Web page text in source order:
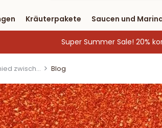
Kräuterpakete Saucen und
Super Summer Sale! 20%
zwisch... Blog